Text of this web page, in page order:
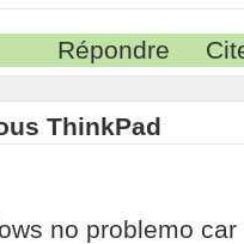
Répondre
ThinkPad
no problemo